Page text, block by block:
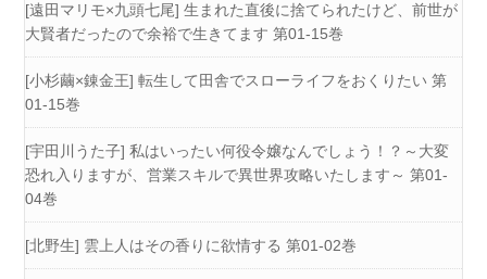
[遠田マリモ×九頭七尾] 生まれた直後に捨てられたけど、前世が
大賢者だったので余裕で生きてます 第01-15巻
[小杉繭×錬金王] 転生して田舎でスローライフをおくりたい 第
01-15巻
[宇田川うた子] 私はいったい何役令嬢なんでしょう！？～大変
恐れ入りますが、営業スキルで異世界攻略いたします～ 第01-
04巻
[北野生] 雲上人はその香りに欲情する 第01-02巻